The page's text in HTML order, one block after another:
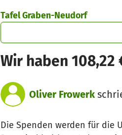
Tafel Graben-Neudorf
Wir haben
Oliver Frowerk
Die Spenden werden für die